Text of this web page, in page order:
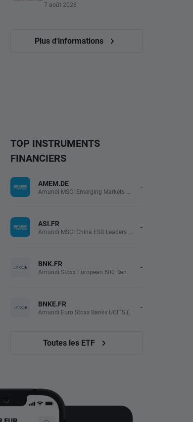
7 août 2026
Plus d'informations
TOP INSTRUMENTS
FINANCIERS
AMEM.DE -
ASI.FR -
BNK.FR -
BNKE.FR -
Toutes les ETF